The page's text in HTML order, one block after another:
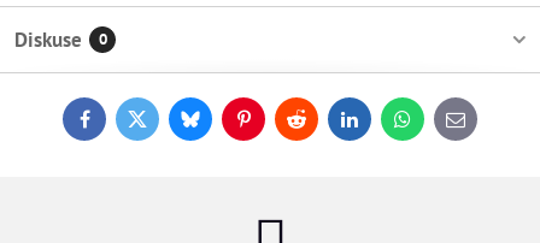
Diskuse 0
FacebookTwitterBlueskyPinterestReddit LinkedInWhatsApp
E-
mail